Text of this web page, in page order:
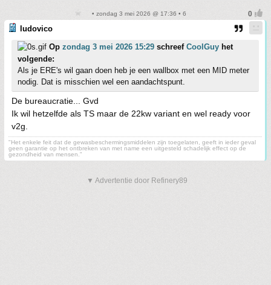
• zondag 3 mei 2026 @ 17:36 • 6
ludovico
Op zondag 3 mei 2026 15:29 schreef CoolGuy het
volgende:
Als je ERE's wil gaan doen heb je een wallbox met een MID meter
nodig. Dat is misschien wel een aandachtspunt.
De bureaucratie... Gvd
Ik wil hetzelfde als TS maar de 22kw variant en wel ready voor
v2g.
"Het enkele feit dat de gewasbeschermingsmiddelen zijn toegelaten, geeft in ieder geval
geen garantie op het ontbreken van met name een uitgesteld schadelijk effect op de
gezondheid van mensen."
▼ Advertentie door Refinery89